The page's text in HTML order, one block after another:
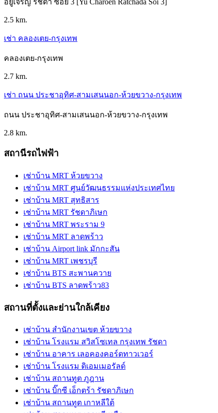
2.5 km.
เช่า คลองเตย-กรุงเทพ
คลองเตย-กรุงเทพ
2.7 km.
เช่า ถนน ประชาอุทิศ-สามเสนนอก-ห้วยขวาง-กรุงเทพ
ถนน ประชาอุทิศ-สามเสนนอก-ห้วยขวาง-กรุงเทพ
2.8 km.
สถานีรถไฟฟ้า
เช่าบ้าน MRT ห้วยขวาง
เช่าบ้าน MRT ศูนย์วัฒนธรรมแห่งประเทศไทย
เช่าบ้าน MRT สุทธิสาร
เช่าบ้าน MRT รัชดาภิเษก
เช่าบ้าน MRT พระราม 9
เช่าบ้าน MRT ลาดพร้าว
เช่าบ้าน Airport link มักกะสัน
เช่าบ้าน MRT เพชรบุรี
เช่าบ้าน BTS สะพานควาย
เช่าบ้าน BTS ลาดพร้าว83
สถานที่ตั้งและย่านใกล้เคียง
เช่าบ้าน สำนักงานเขต ห้วยขวาง
เช่าบ้าน โรงแรม สวิสโซเทล กรุงเทพ รัชดา
เช่าบ้าน อาคาร เลอคองคอร์ดทาวเวอร์
เช่าบ้าน โรงแรม ดิเอมเมอรัลด์
เช่าบ้าน สถานทูต ภูฎาน
เช่าบ้าน บิ๊กซี เอ็กตร้า รัชดาภิเษก
เช่าบ้าน สถานทูต เกาหลีใต้